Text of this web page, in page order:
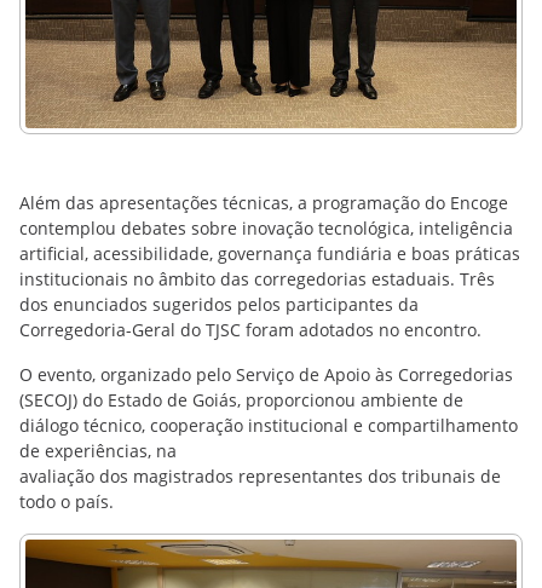
Além das apresentações técnicas, a programação do Encoge
contemplou debates sobre inovação tecnológica, inteligência
artificial, acessibilidade, governança fundiária e boas práticas
institucionais no âmbito das corregedorias estaduais. Três
dos enunciados sugeridos pelos participantes da
Corregedoria-Geral do TJSC foram adotados no encontro.
O evento, organizado pelo Serviço de Apoio às Corregedorias
(SECOJ) do Estado de Goiás, proporcionou ambiente de
diálogo técnico, cooperação institucional e compartilhamento
de experiências, na
avaliação dos magistrados representantes dos tribunais de
todo o país.